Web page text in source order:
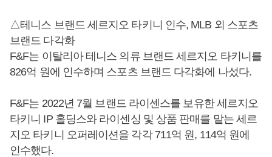
△테니스 브랜드 세르지오 타키니 인수, MLB 외 스포츠
브랜드 다각화
F&F는 이탈리아 테니스 의류 브랜드 세르지오 타키니를
826억 원에 인수하며 스포츠 브랜드 다각화에 나섰다.
F&F는 2022년 7월 브랜드 라이센스를 보유한 세르지오
타키니 IP 홀딩스와 라이센싱 및 상품 판매를 맡는 세르
지오 타키니 오퍼레이션을 각각 711억 원, 114억 원에
인수했다.